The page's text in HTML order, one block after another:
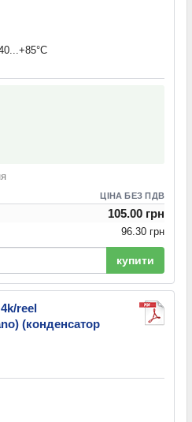
ЦІНА БЕЗ ПДВ
105.00 грн
96.30 грн
купити
reel
(конденсатор